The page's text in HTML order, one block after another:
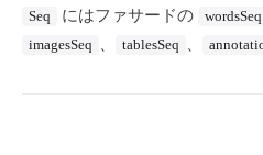
Seq にはファサードの wordsSeq
imagesSeq tablesSeq